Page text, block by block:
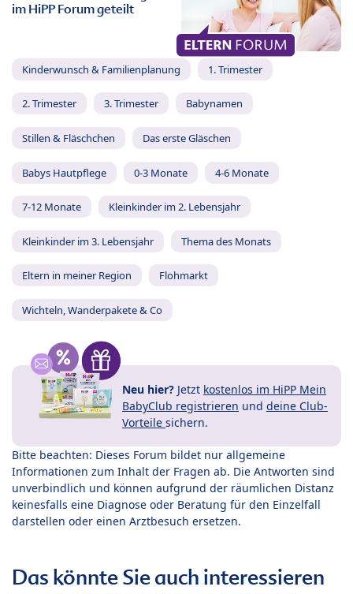
im HiPP Forum geteilt
Kinderwunsch & Familienplanung 1. Trimester
2. Trimester 3. Trimester Babynamen
Stillen & Fläschchen Das erste Gläschen
Babys Hautpflege 0-3 Monate 4-6 Monate
7-12 Monate Kleinkinder im 2. Lebensjahr
Kleinkinder im 3. Lebensjahr Thema des Monats
Eltern in meiner Region Flohmarkt
Wichteln, Wanderpakete & Co
Neu hier? Jetzt kostenlos im HiPP Mein
BabyClub registrieren und deine Club-
Vorteile sichern.
Bitte beachten: Dieses Forum bildet nur allgemeine
Informationen zum Inhalt der Fragen ab. Die Antworten sind
unverbindlich und können aufgrund der räumlichen Distanz
keinesfalls eine Diagnose oder Beratung für den Einzelfall
darstellen oder einen Arztbesuch ersetzen.
Das könnte Sie auch interessieren